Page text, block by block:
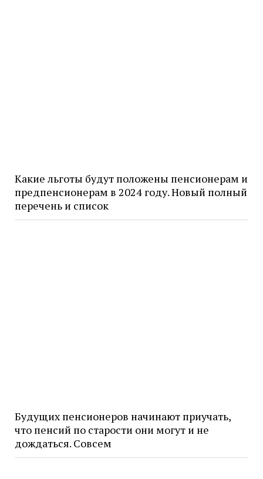
Какие льготы будут положены пенсионерам и
предпенсионерам в 2024 году. Новый полный
перечень и список
Будущих пенсионеров начинают приучать,
что пенсий по старости они могут и не
дождаться. Совсем